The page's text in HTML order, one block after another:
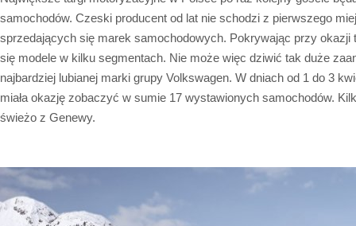
samochodów. Czeski producent od lat nie schodzi z pierwszego
sprzedających się marek samochodowych. Pokrywając przy okazji
się modele w kilku segmentach. Nie może więc dziwić tak duże
najbardziej lubianej marki grupy Volkswagen. W dniach od 1 do 3
miała okazję zobaczyć w sumie 17 wystawionych samochodów.
świeżo z Genewy.